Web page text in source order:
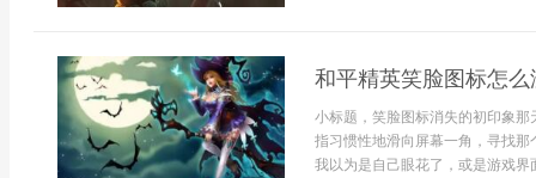
和平精英笑脸图标怎
小标题，笑脸图标消失的初印象
指习惯性地滑向屏幕一角，寻找
我以为是自己眼花了，或是游戏